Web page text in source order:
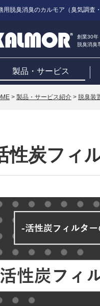
用脱臭消臭のカルモア（臭気調査
創業30年
脱臭消臭
製品・サービス
> 製品・サービス紹介 > 脱臭装
性炭フィ